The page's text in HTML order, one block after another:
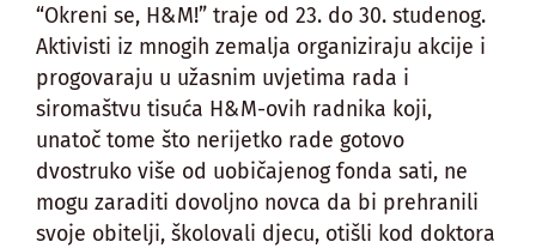
“Okreni se, H&M!” traje od 23. do 30. studenog.
Aktivisti iz mnogih zemalja organiziraju akcije i
progovaraju u užasnim uvjetima rada i
siromaštvu tisuća H&M-ovih radnika koji,
unatoč tome što nerijetko rade gotovo
dvostruko više od uobičajenog fonda sati, ne
mogu zaraditi dovoljno novca da bi prehranili
svoje obitelji, školovali djecu, otišli kod doktora